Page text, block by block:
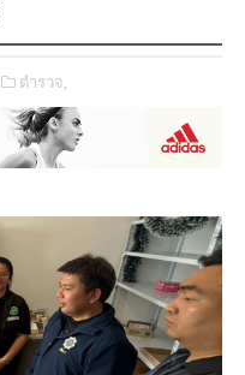
ตำรวจ,